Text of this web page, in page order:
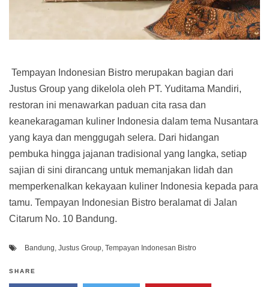
Tempayan Indonesian Bistro merupakan bagian dari
Justus Group yang dikelola oleh PT. Yuditama Mandiri,
restoran ini menawarkan paduan cita rasa dan
keanekaragaman kuliner Indonesia dalam tema Nusantara
yang kaya dan menggugah selera. Dari hidangan
pembuka hingga jajanan tradisional yang langka, setiap
sajian di sini dirancang untuk memanjakan lidah dan
memperkenalkan kekayaan kuliner Indonesia kepada para
tamu. Tempayan Indonesian Bistro beralamat di Jalan
Citarum No. 10 Bandung.
Bandung Justus Group Tempayan Indonesan Bistro
SHARE